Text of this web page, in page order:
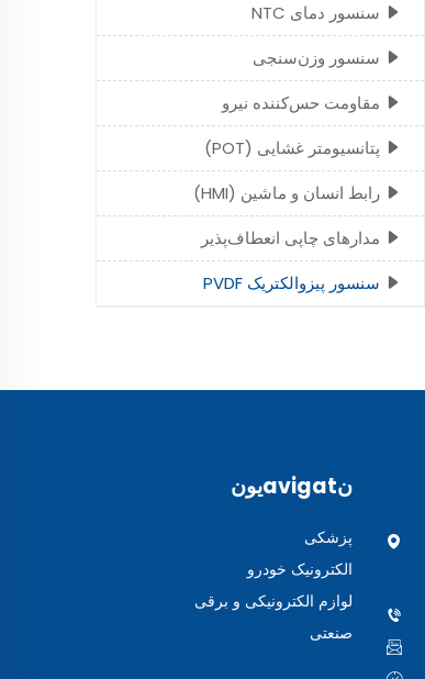
سنسور دمای NTC
سنسور وزن‌سنجی
مقاومت حس‌کننده نیرو
پتانسیومتر غشایی (POT)
رابط انسان و ماشین (HMI)
مدارهای چاپی انعطاف‌پذیر
سنسور پیزوالکتریک PVDF
نavigatیون
پزشکی
الکترونیک خودرو
لوازم الکترونیکی و برقی
صنعتی